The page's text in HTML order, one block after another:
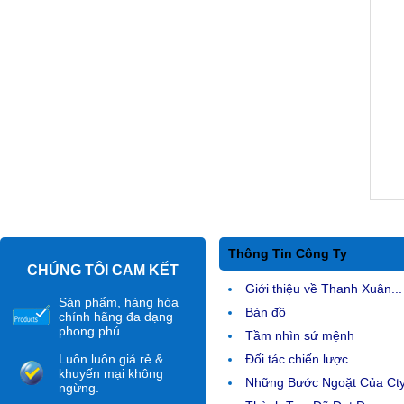
CHÚNG TÔI CAM KẾT
Sản phẩm, hàng hóa
chính hãng đa dạng
phong phú.
Luôn luôn giá rẻ &
khuyến mại không
ngừng.
Thông Tin Công Ty
Giới thiệu về Thanh Xuân...
Bản đồ
Tầm nhìn sứ mệnh
Đối tác chiến lược
Những Bước Ngoặt Của